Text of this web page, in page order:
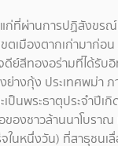
ก่ที่ผ่านการปฏิสังขร
ตเมืองตากเก่ามาก่อ
ย์สีทองอร่ามที่ได้รับอิ
ย่างกุ้ง ประเทศพม่า ภ
ป็นพระธาตุประจำปีเ
ของชาวล้านนาโบรา
ในหนึ่งวัน) ที่สาธุชนเ